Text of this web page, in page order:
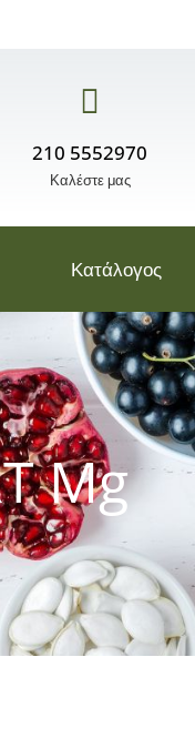
210 5552970
Καλέστε μας
Κατάλογος
Mg